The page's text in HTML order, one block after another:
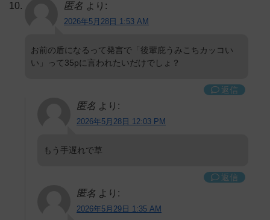
匿名 より:
2026年5月28日 1:53 AM
お前の盾になるって発言で「後輩庇うみこちカッコい
い」って35pに言われたいだけでしょ？
返信
匿名 より:
2026年5月28日 12:03 PM
もう手遅れで草
返信
匿名 より:
2026年5月29日 1:35 AM